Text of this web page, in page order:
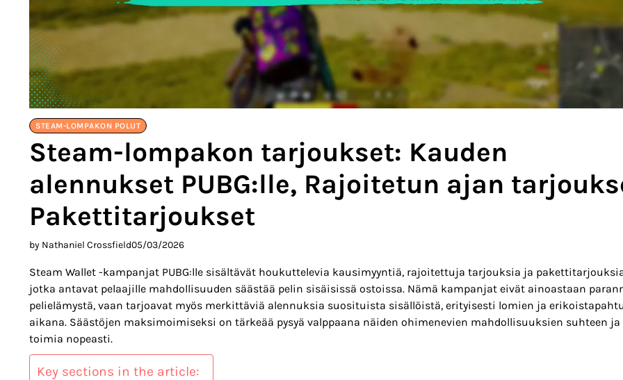
STEAM-LOMPAKON POLUT
Steam-lompakon tarjoukset: Kauden
alennukset PUBG:lle, Rajoitetun ajan
Pakettitarjoukset
by Nathaniel Crossfield05/03/2026
Steam Wallet -kampanjat PUBG:lle sisältävät houkuttelevia kausimyyntiä, rajoitettuja tarjouksia ja
jotka antavat pelaajille mahdollisuuden säästää pelin sisäisissä ostoissa. Nämä kampanjat eivät ainoastaan
pelielämystä, vaan tarjoavat myös merkittäviä alennuksia suosituista sisällöistä, erityisesti lomien ja
aikana. Säästöjen maksimoimiseksi on tärkeää pysyä valppaana näiden ohimenevien mahdollisuuksien suhteen ja
toimia nopeasti.
Key sections in the article: